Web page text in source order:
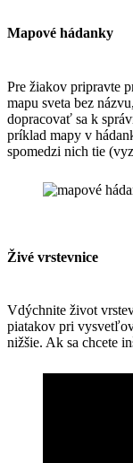
Mapové hádanky
Pre žiakov pripravte
mapu sveta bez
dopracovať sa k
príklad mapy v
spomedzi nich tie
Živé vrstevnice
Vdýchnite život
piatakov pri
nižšie. Ak sa chcete